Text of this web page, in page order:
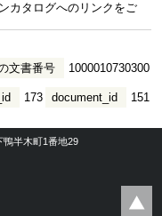
カタログへのリンクをご
文書番号 1000010730300
document_id 151
173
鴨半木町1番地29